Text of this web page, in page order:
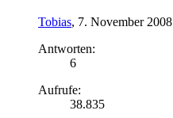
Tobias, 7. November 2008
Antworten:
6
Aufrufe:
38.835